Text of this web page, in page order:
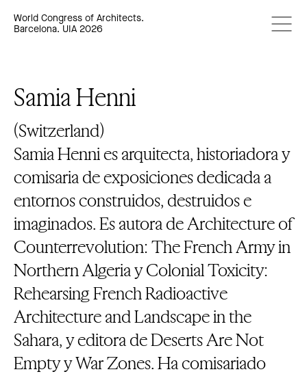
World Congress of Architects.
Barcelona. UIA 2026
Samia Henni
(Switzerland)
Samia Henni es arquitecta, historiadora y
comisaria de exposiciones dedicada a
entornos construidos, destruidos e
imaginados. Es autora de Architecture of
Counterrevolution: The French Army in
Northern Algeria y Colonial Toxicity:
Rehearsing French Radioactive
Architecture and Landscape in the
Sahara, y editora de Deserts Are Not
Empty y War Zones. Ha comisariado